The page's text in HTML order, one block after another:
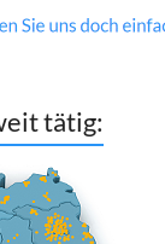
tätig: